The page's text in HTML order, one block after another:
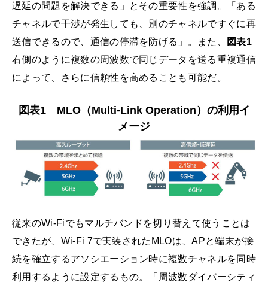
遅延の問題を解決できる」とその重要性を強調。「ある
チャネルで干渉が発生しても、別のチャネルですぐに再
送信できるので、通信の停滞を防げる」。また、
図表1
右側のように複数の周波数で同じデータを送る重複通信
によって、さらに信頼性を高めることも可能だ。
図表1 MLO（Multi-Link Operation）の利用イ
メージ
従来のWi-Fiでもマルチバンドを切り替えて使うことは
できたが、Wi-Fi 7で実装されたMLOは、APと端末が接
続を確立するアソシエーション時に複数チャネルを同時
利用するように設定するもの。「周波数ダイバーシティ